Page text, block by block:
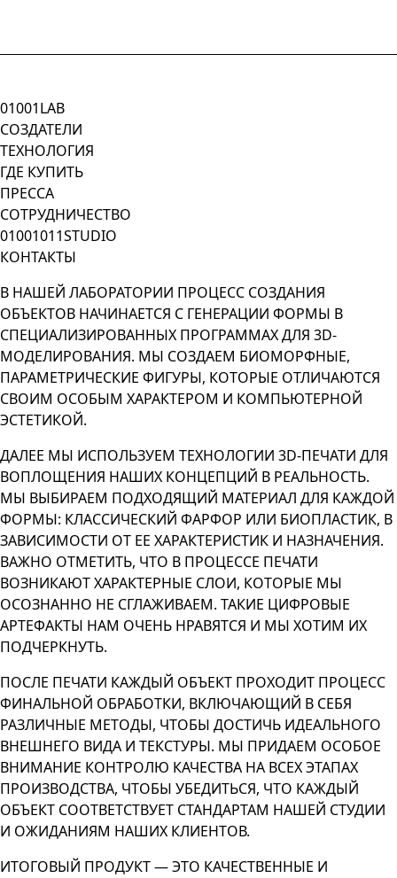
01001LAB
СОЗДАТЕЛИ
ТЕХНОЛОГИЯ
ГДЕ КУПИТЬ
ПРЕССА
СОТРУДНИЧЕСТВО
01001011STUDIO
КОНТАКТЫ
В НАШЕЙ ЛАБОРАТОРИИ ПРОЦЕСС СОЗДАНИЯ
ОБЪЕКТОВ НАЧИНАЕТСЯ С ГЕНЕРАЦИИ ФОРМЫ В
СПЕЦИАЛИЗИРОВАННЫХ ПРОГРАММАХ ДЛЯ 3D-
МОДЕЛИРОВАНИЯ. МЫ СОЗДАЕМ БИОМОРФНЫЕ,
ПАРАМЕТРИЧЕСКИЕ ФИГУРЫ, КОТОРЫЕ ОТЛИЧАЮТСЯ
СВОИМ ОСОБЫМ ХАРАКТЕРОМ И КОМПЬЮТЕРНОЙ
ЭСТЕТИКОЙ.
ДАЛЕЕ МЫ ИСПОЛЬЗУЕМ ТЕХНОЛОГИИ 3D-ПЕЧАТИ ДЛЯ
ВОПЛОЩЕНИЯ НАШИХ КОНЦЕПЦИЙ В РЕАЛЬНОСТЬ.
МЫ ВЫБИРАЕМ ПОДХОДЯЩИЙ МАТЕРИАЛ ДЛЯ КАЖДОЙ
ФОРМЫ: КЛАССИЧЕСКИЙ ФАРФОР ИЛИ БИОПЛАСТИК, В
ЗАВИСИМОСТИ ОТ ЕЕ ХАРАКТЕРИСТИК И НАЗНАЧЕНИЯ.
ВАЖНО ОТМЕТИТЬ, ЧТО В ПРОЦЕССЕ ПЕЧАТИ
ВОЗНИКАЮТ ХАРАКТЕРНЫЕ СЛОИ, КОТОРЫЕ МЫ
ОСОЗНАННО НЕ СГЛАЖИВАЕМ. ТАКИЕ ЦИФРОВЫЕ
АРТЕФАКТЫ НАМ ОЧЕНЬ НРАВЯТСЯ И МЫ ХОТИМ ИХ
ПОДЧЕРКНУТЬ.
ПОСЛЕ ПЕЧАТИ КАЖДЫЙ ОБЪЕКТ ПРОХОДИТ ПРОЦЕСС
ФИНАЛЬНОЙ ОБРАБОТКИ, ВКЛЮЧАЮЩИЙ В СЕБЯ
РАЗЛИЧНЫЕ МЕТОДЫ, ЧТОБЫ ДОСТИЧЬ ИДЕАЛЬНОГО
ВНЕШНЕГО ВИДА И ТЕКСТУРЫ. МЫ ПРИДАЕМ ОСОБОЕ
ВНИМАНИЕ КОНТРОЛЮ КАЧЕСТВА НА ВСЕХ ЭТАПАХ
ПРОИЗВОДСТВА, ЧТОБЫ УБЕДИТЬСЯ, ЧТО КАЖДЫЙ
ОБЪЕКТ СООТВЕТСТВУЕТ СТАНДАРТАМ НАШЕЙ СТУДИИ
И ОЖИДАНИЯМ НАШИХ КЛИЕНТОВ.
ИТОГОВЫЙ ПРОДУКТ — ЭТО КАЧЕСТВЕННЫЕ И